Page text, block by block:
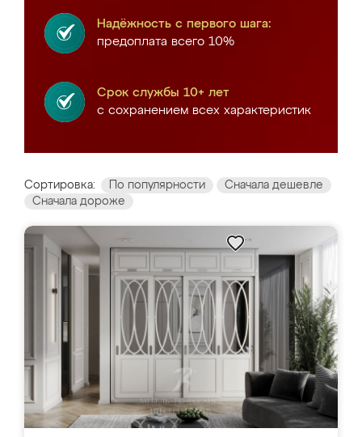
Надёжность с первого шага:
предоплата всего 10%
Срок службы 10+ лет
с сохранением всех характеристик
Сортировка: По популярности
Сначала дешевле
Сначала дороже